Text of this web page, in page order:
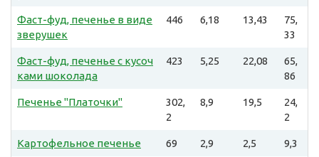
Фаст-фуд, печенье в виде
зверушек
446 6,18 13,43
75,
33
Фаст-фуд, печенье с кусоч
ками шоколада
423 5,25 22,08
65,
86
Печенье "Платочки"
302,
2
8,9 19,5
24,
2
Картофельное печенье 69 2,9 2,5 9,3